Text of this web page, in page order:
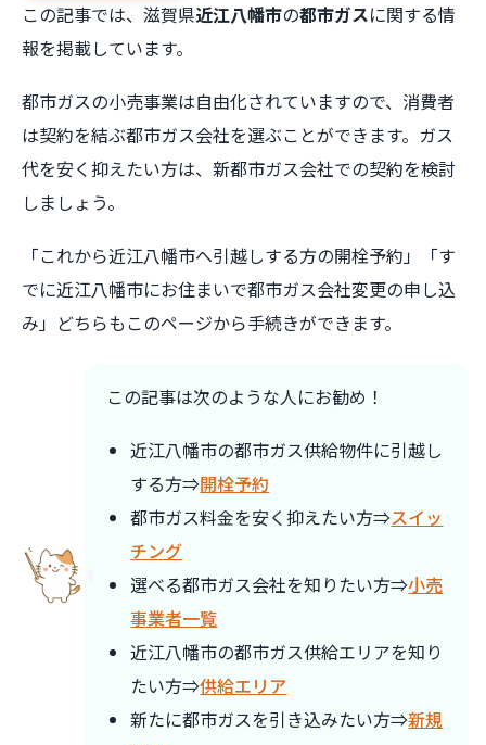
この記事では、滋賀県近江八幡市の都市ガスに関する情
報を掲載しています。
都市ガスの小売事業は自由化されていますので、消費者
は契約を結ぶ都市ガス会社を選ぶことができます。ガス
代を安く抑えたい方は、新都市ガス会社での契約を検討
しましょう。
「これから近江八幡市へ引越しする方の開栓予約」「す
でに近江八幡市にお住まいで都市ガス会社変更の申し込
み」どちらもこのページから手続きができます。
この記事は次のような人にお勧め！
近江八幡市の都市ガス供給物件に引越し
する方⇒開栓予約
都市ガス料金を安く抑えたい方⇒スイッ
チング
選べる都市ガス会社を知りたい方⇒小売
事業者一覧
近江八幡市の都市ガス供給エリアを知り
たい方⇒供給エリア
新たに都市ガスを引き込みたい方⇒新規